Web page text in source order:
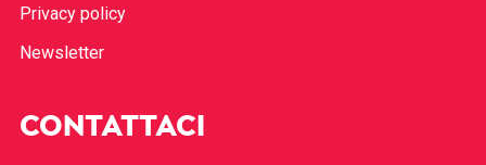
Privacy policy
Newsletter
CONTATTACI